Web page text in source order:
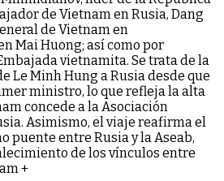
de Vietnam en Rusia, Dang
de Vietnam en
Mai Huong; así como por
vietnamita. Se trata de la
Le Minh Hung a Rusia desde que
ministro, lo que refleja la alta
concede a la Asociación
Asimismo, el viaje reafirma el
puente entre Rusia y la Aseab,
de los vínculos entre
+